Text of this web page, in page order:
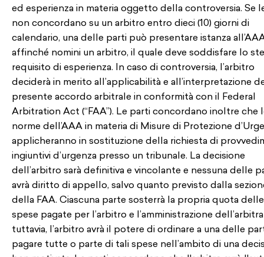
ed esperienza in materia oggetto della controversia. Se
non concordano su un arbitro entro dieci (10) giorni di
calendario, una delle parti può presentare istanza
affinché nomini un arbitro, il quale deve soddisfare lo
requisito di esperienza. In caso di controversia, l’arbitro
deciderà in merito all’applicabilità e all’interpretazione
presente accordo arbitrale in conformità con il Federal
Arbitration Act (“FAA”). Le parti concordano inoltre che
norme dell’AAA in materia di Misure di Protezione
applicheranno in sostituzione della richiesta di
ingiuntivi d’urgenza presso un tribunale. La decisione
dell’arbitro sarà definitiva e vincolante e nessuna delle
avrà diritto di appello, salvo quanto previsto dalla
della FAA. Ciascuna parte sosterrà la propria quota delle
spese pagate per l’arbitro e l’amministrazione
tuttavia, l’arbitro avrà il potere di ordinare a una delle
pagare tutte o parte di tali spese nell’ambito di una